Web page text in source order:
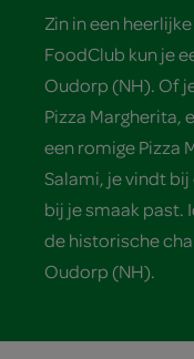
Zin in een
FoodClub kun je
Oudorp (NH). Of
Pizza Margherita,
een romige Pizza
Salami, je vindt
bij je smaak past.
de historische
Oudorp (NH).